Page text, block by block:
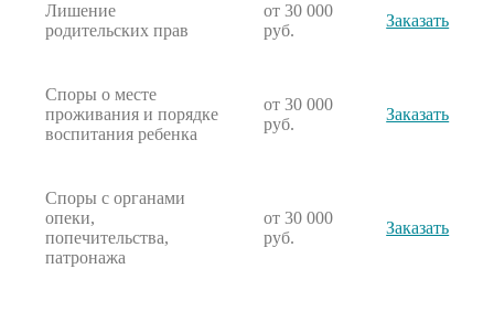
Лишение
родительских прав
от 30 000
руб.
Заказать
Споры о месте
проживания и порядке
воспитания ребенка
от 30 000
руб.
Заказать
Споры с органами
опеки,
попечительства,
патронажа
от 30 000
руб.
Заказать